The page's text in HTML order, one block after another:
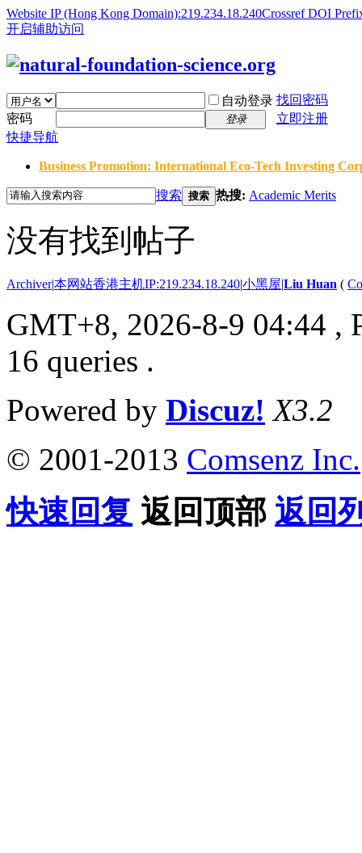
Website IP (Hong Kong Domain):219.234.18.240Crossref DOI
开启辅助访问
自动登录 找回密码
密码
登录
立即注册
快捷导航
Business Promotion: International Eco-Tech Investing
搜索 搜索 热搜: Academic Merits
没有找到帖子
Archiver|本网站香港主机IP:219.234.18.240|小黑屋|Liu Huan (
GMT+8, 2026-8-9 04:44 ,
16 queries .
Powered by Discuz! X3.2
© 2001-2013 Comsenz Inc.
快速回复 返回顶部 返回